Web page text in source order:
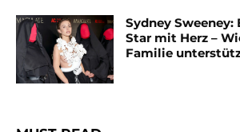
Sydney
Star mit Herz –
Familie